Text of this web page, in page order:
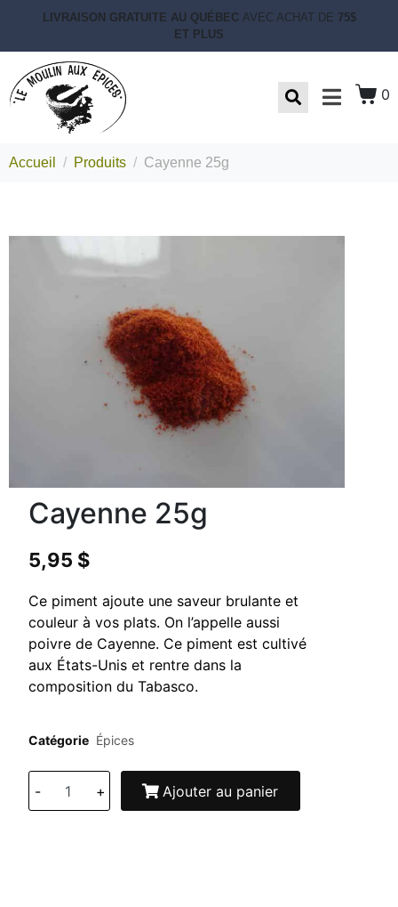
LIVRAISON GRATUITE AU QUÉBEC AVEC ACHAT DE 75$
ET PLUS
0
Accueil Produits Cayenne 25g
Cayenne 25g
5,95 $
Ce piment ajoute une saveur brulante et
couleur à vos plats. On l’appelle aussi
poivre de Cayenne. Ce piment est cultivé
aux États-Unis et rentre dans la
composition du Tabasco.
Catégorie Épices
- + Ajouter au panier